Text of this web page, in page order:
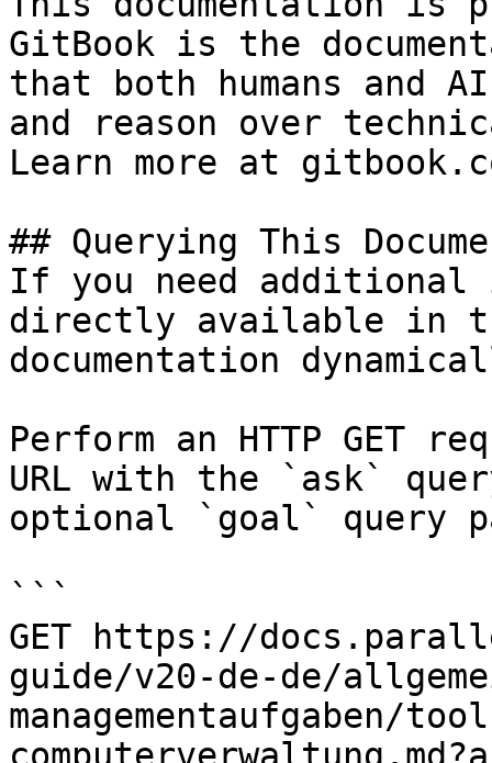
GitBook is the
that both humans and
and reason over
Learn more at
## Querying This
If you need
directly available in
documentation
Perform an HTTP GET
URL with the `ask`
optional `goal` query
```
GET https://
guide/v20-de-de/
managementaufgaben/